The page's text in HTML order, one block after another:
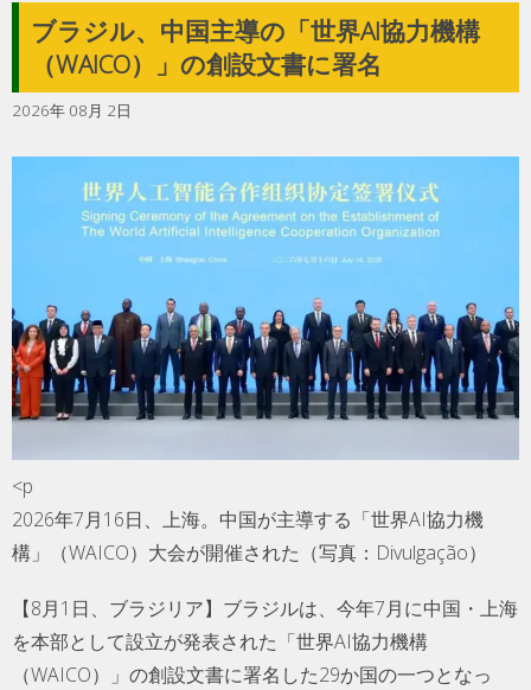
ブラジル、中国主導の「世界AI協力機構
（WAICO）」の創設文書に署名
2026年 08月 2日
<p
2026年7月16日、上海。中国が主導する「世界AI協力機
構」（WAICO）大会が開催された（写真：Divulgação）
【8月1日、ブラジリア】ブラジルは、今年7月に中国・上海
を本部として設立が発表された「世界AI協力機構
（WAICO）」の創設文書に署名した29か国の一つとなっ